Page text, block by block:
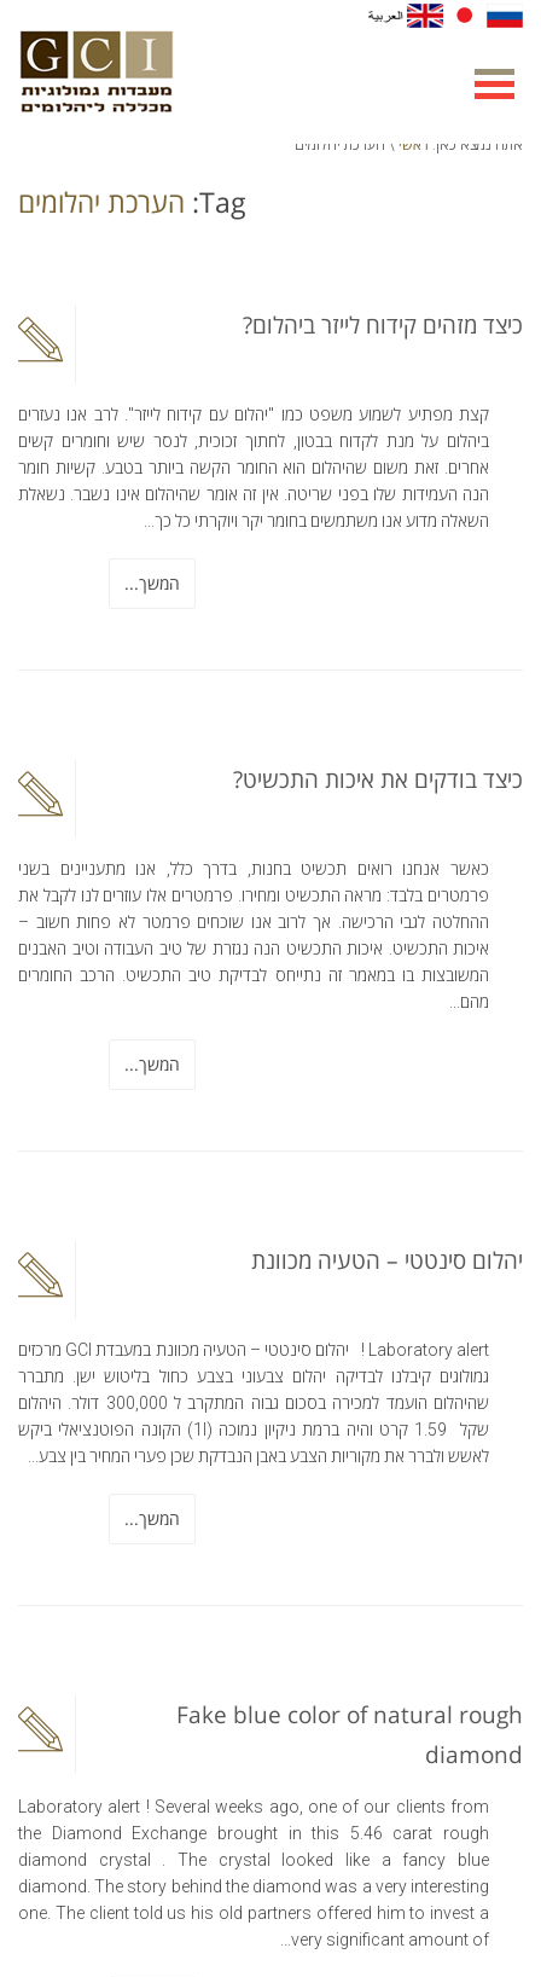
Tag: הערכת יהלומים
אתה נמצא כאן: ראשי \ הערכת יהלומים
כיצד מזהים קידוח לייזר ביהלום?
קצת מפתיע לשמוע משפט כמו "יהלום עם קידוח לייזר". לרב אנו נעזרים
ביהלום על מנת לקדוח בבטון, לחתוך זכוכית, לנסר שיש וחומרים קשים
אחרים. זאת משום שהיהלום הוא החומר הקשה ביותר בטבע. קשיות חומר
הנה העמידות שלו בפני שריטה. אין זה אומר שהיהלום אינו נשבר. נשאלת
השאלה מדוע אנו משתמשים בחומר יקר ויוקרתי כל כך...
המשך...
כיצד בודקים את איכות התכשיט?
כאשר אנחנו רואים תכשיט בחנות, בדרך כלל, אנו מתעניינים בשני
פרמטרים בלבד: מראה התכשיט ומחירו. פרמטרים אלו עוזרים לנו לקבל את
ההחלטה לגבי הרכישה. אך לרוב אנו שוכחים פרמטר לא פחות חשוב –
איכות התכשיט. איכות התכשיט הנה נגזרת של טיב העבודה וטיב האבנים
המשובצות בו במאמר זה נתייחס לבדיקת טיב התכשיט. הרכב החומרים
מהם...
המשך...
יהלום סינטטי – הטעיה מכוונת
Laboratory alert ! יהלום סינטטי – הטעיה מכוונת במעבדת GCI מרכזים
גמולוגים קיבלנו לבדיקה יהלום צבעוני בצבע כחול בליטוש ישן. מתברר
שהיהלום הועמד למכירה בסכום גבוה המתקרב ל 300,000 דולר. היהלום
שקל 1.59 קרט והיה ברמת ניקיון נמוכה (1I) הקונה הפוטנציאלי ביקש
לאשש ולברר את מקוריות הצבע באבן הנבדקת שכן פערי המחיר בין צבע...
המשך...
Fake blue color of natural rough
diamond
Laboratory alert ! Several weeks ago, one of our clients from
the Diamond Exchange brought in this 5.46 carat rough
diamond crystal . The crystal looked like a fancy blue
diamond. The story behind the diamond was a very interesting
one. The client told us his old partners offered him to invest a
very significant amount of...